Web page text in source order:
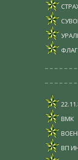
ВМК
ВП